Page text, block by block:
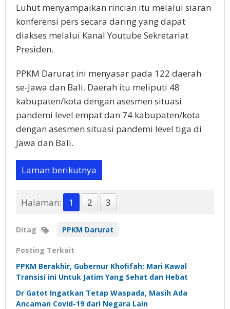
Luhut menyampaikan rincian itu melalui siaran
konferensi pers secara daring yang dapat
diakses melalui Kanal Youtube Sekretariat
Presiden.
PPKM Darurat ini menyasar pada 122 daerah
se-Jawa dan Bali. Daerah itu meliputi 48
kabupaten/kota dengan asesmen situasi
pandemi level empat dan 74 kabupaten/kota
dengan asesmen situasi pandemi level tiga di
Jawa dan Bali.
Laman berikutnya
Halaman: 1 2 3
Ditag PPKM Darurat
Posting Terkait
PPKM Berakhir, Gubernur Khofifah: Mari Kawal
Transisi ini Untuk Jatim Yang Sehat dan Hebat
Dr Gatot Ingatkan Tetap Waspada, Masih Ada
Ancaman Covid-19 dari Negara Lain